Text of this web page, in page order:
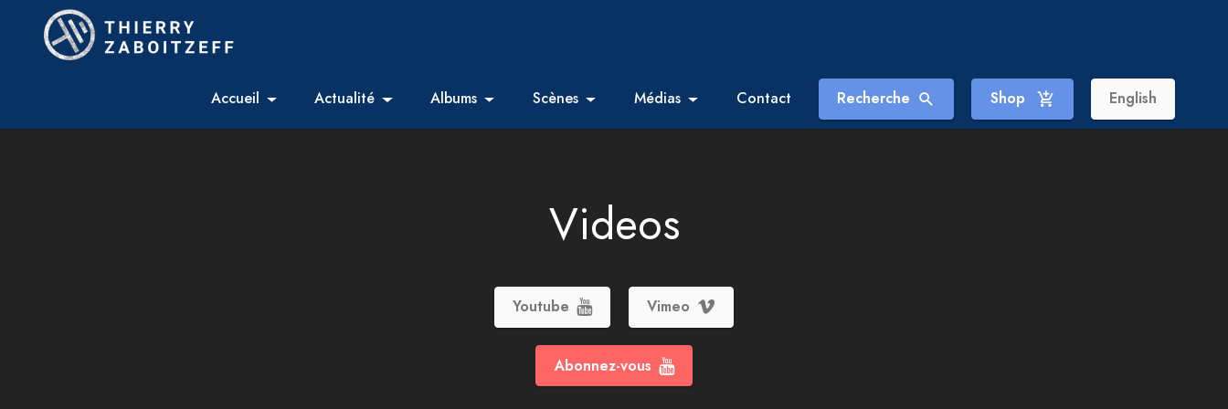
Accueil Actualité Albums Scènes Médias Contact Recherche Shop English
Videos
Youtube Vimeo
Abonnez-vous